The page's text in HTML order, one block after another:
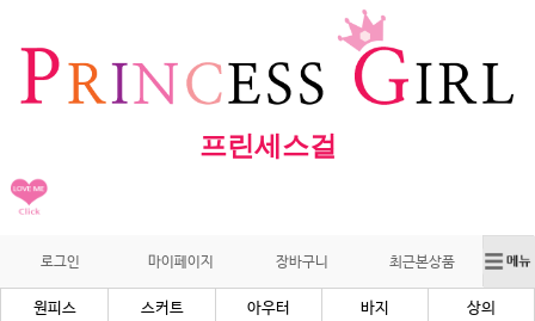
프린세스걸
로그인 마이페이지 장바구니 최근본상품
원피스 스커트 아우터 바지 상의